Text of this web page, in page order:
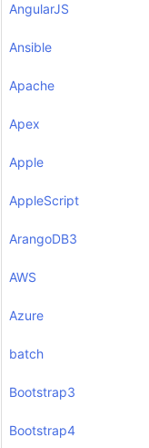
AngularJS
Ansible
Apache
Apex
Apple
AppleScript
ArangoDB3
AWS
Azure
batch
Bootstrap3
Bootstrap4